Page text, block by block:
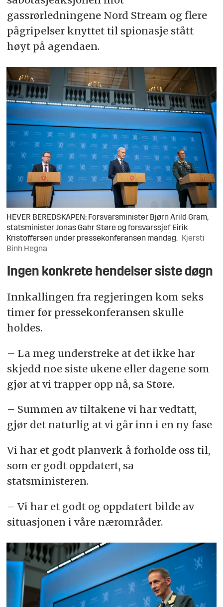
gassrørledningene Nord Stream og flere
pågripelser knyttet til spionasje stått
høyt på agendaen.
HEVER BEREDSKAPEN: Forsvarsminister Bjørn Arild Gram,
statsminister Jonas Gahr Støre og forsvarssjef Eirik
Kristoffersen under pressekonferansen mandag. Kjersti
Binh Hegna
Ingen konkrete hendelser siste døgn
Innkallingen fra regjeringen kom seks
timer før pressekonferansen skulle
holdes.
– La meg understreke at det ikke har
skjedd noe siste ukene eller dagene som
gjør at vi trapper opp nå, sa Støre.
– Summen av tiltakene vi har vedtatt,
gjør det naturlig at vi går inn i en ny fase
Vi har et godt planverk å forholde oss til,
som er godt oppdatert, sa
statsministeren.
– Vi har et godt og oppdatert bilde av
situasjonen i våre nærområder.